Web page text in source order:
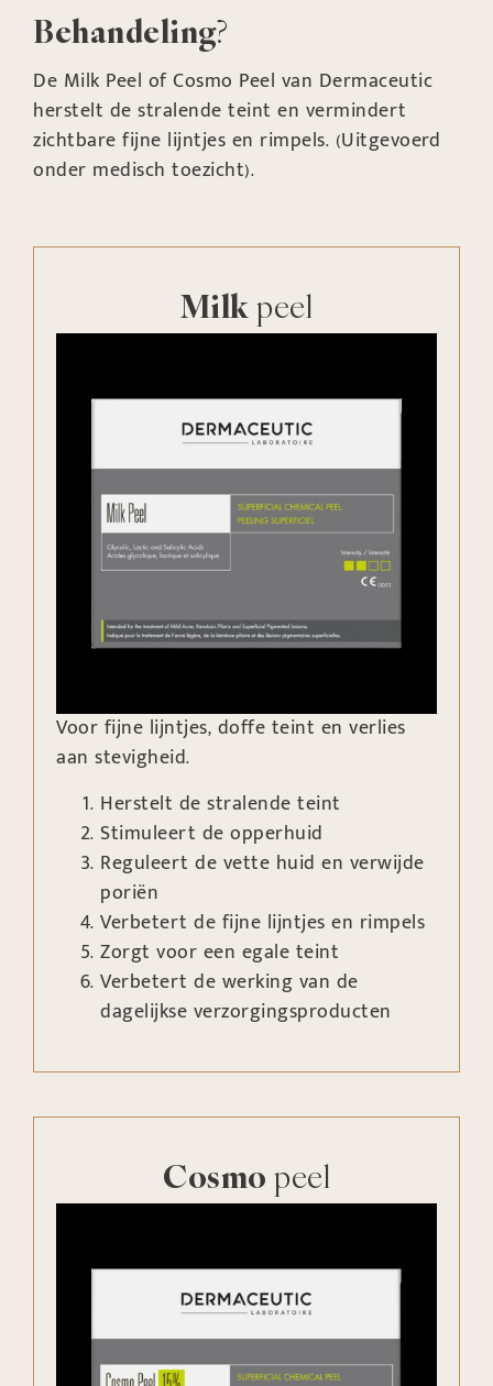
Behandeling?
De Milk Peel of Cosmo Peel van Dermaceutic
herstelt de stralende teint en vermindert
zichtbare fijne lijntjes en rimpels. (Uitgevoerd
onder medisch toezicht).
Milkpeel
Voor fijne lijntjes, doffe teint en verlies
aan stevigheid.
Herstelt de stralende teint
Stimuleert de opperhuid
Reguleert de vette huid en verwijde
poriën
Verbetert de fijne lijntjes en rimpels
Zorgt voor een egale teint
Verbetert de werking van de
dagelijkse verzorgingsproducten
Cosmo peel